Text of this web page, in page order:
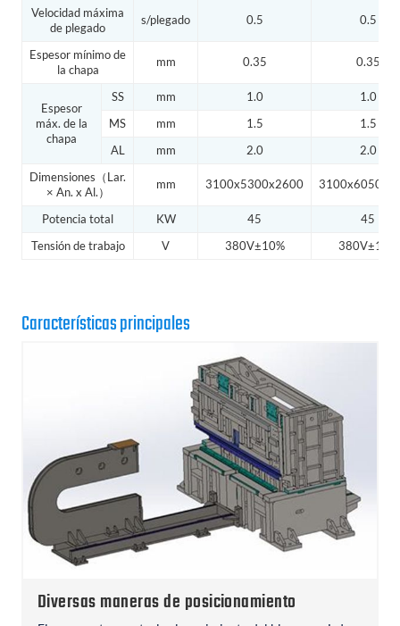
Velocidad máxima
de plegado
s/plegado 0.5 0.5
Espesor mínimo de
la chapa
mm 0.35 0.35
Espesor
máx. de la
chapa
SS mm 1.0
1.0
MS
mm 1.5
1.5
AL
mm 2.0
2.0
Dimensiones（Lar.
× An. x Al.）
mm 3100x5300x2600
Potencia total KW 45
45
Tensión de trabajo
V 380V±10% 380V±10%
Características principales
Diversas maneras de posicionamiento